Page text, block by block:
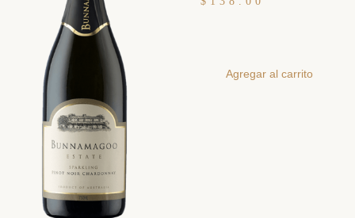
Agregar al carrito